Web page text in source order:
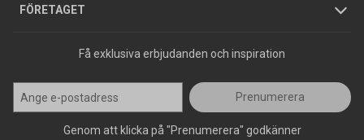
FÖRETAGET
Press
Få exklusiva erbjudanden och inspiration
Prenumerera
Genom att klicka på "Prenumerera" godkänner